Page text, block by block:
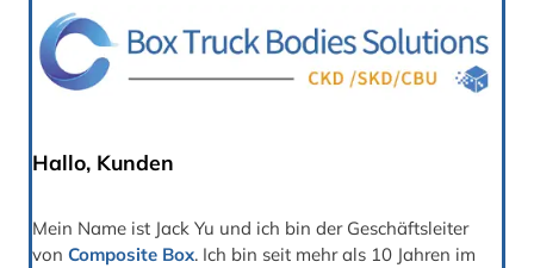
Hallo, Kunden
Mein Name ist Jack Yu und ich bin der Geschäftsleiter
von Composite Box. Ich bin seit mehr als 10 Jahren im